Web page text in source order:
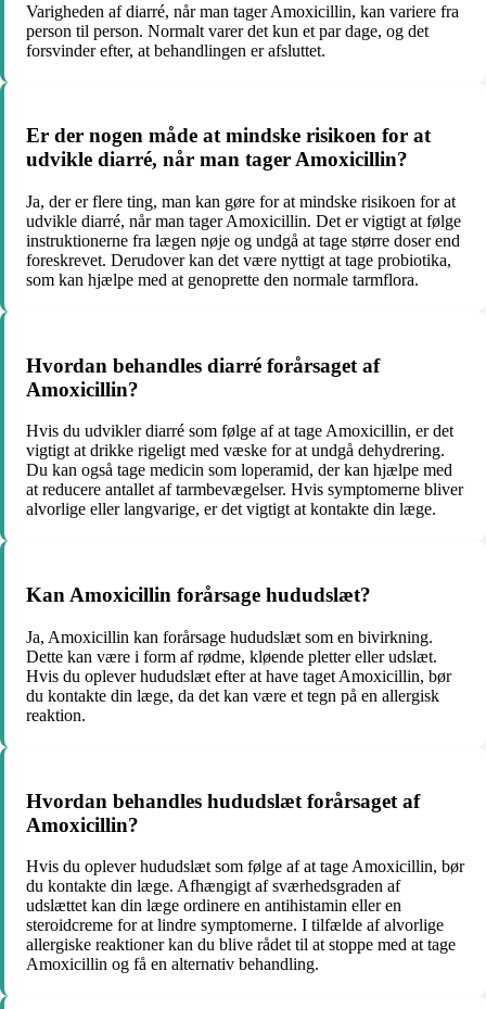
Varigheden af diarré, når man tager Amoxicillin, kan variere fra
person til person. Normalt varer det kun et par dage, og det
forsvinder efter, at behandlingen er afsluttet.
Er der nogen måde at mindske risikoen for at
udvikle diarré, når man tager Amoxicillin?
Ja, der er flere ting, man kan gøre for at mindske risikoen for at
udvikle diarré, når man tager Amoxicillin. Det er vigtigt at følge
instruktionerne fra lægen nøje og undgå at tage større doser end
foreskrevet. Derudover kan det være nyttigt at tage probiotika,
som kan hjælpe med at genoprette den normale tarmflora.
Hvordan behandles diarré forårsaget af
Amoxicillin?
Hvis du udvikler diarré som følge af at tage Amoxicillin, er det
vigtigt at drikke rigeligt med væske for at undgå dehydrering.
Du kan også tage medicin som loperamid, der kan hjælpe med
at reducere antallet af tarmbevægelser. Hvis symptomerne bliver
alvorlige eller langvarige, er det vigtigt at kontakte din læge.
Kan Amoxicillin forårsage hududslæt?
Ja, Amoxicillin kan forårsage hududslæt som en bivirkning.
Dette kan være i form af rødme, kløende pletter eller udslæt.
Hvis du oplever hududslæt efter at have taget Amoxicillin, bør
du kontakte din læge, da det kan være et tegn på en allergisk
reaktion.
Hvordan behandles hududslæt forårsaget af
Amoxicillin?
Hvis du oplever hududslæt som følge af at tage Amoxicillin, bør
du kontakte din læge. Afhængigt af sværhedsgraden af
udslættet kan din læge ordinere en antihistamin eller en
steroidcreme for at lindre symptomerne. I tilfælde af alvorlige
allergiske reaktioner kan du blive rådet til at stoppe med at tage
Amoxicillin og få en alternativ behandling.